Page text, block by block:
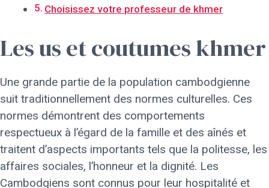
Choisissez votre professeur de khmer
Les us et coutumes khmer
Une grande partie de la population cambodgienne
suit traditionnellement des normes culturelles. Ces
normes démontrent des comportements
respectueux à l’égard de la famille et des aînés et
traitent d’aspects importants tels que la politesse, les
affaires sociales, l’honneur et la dignité. Les
Cambodgiens sont connus pour leur hospitalité et